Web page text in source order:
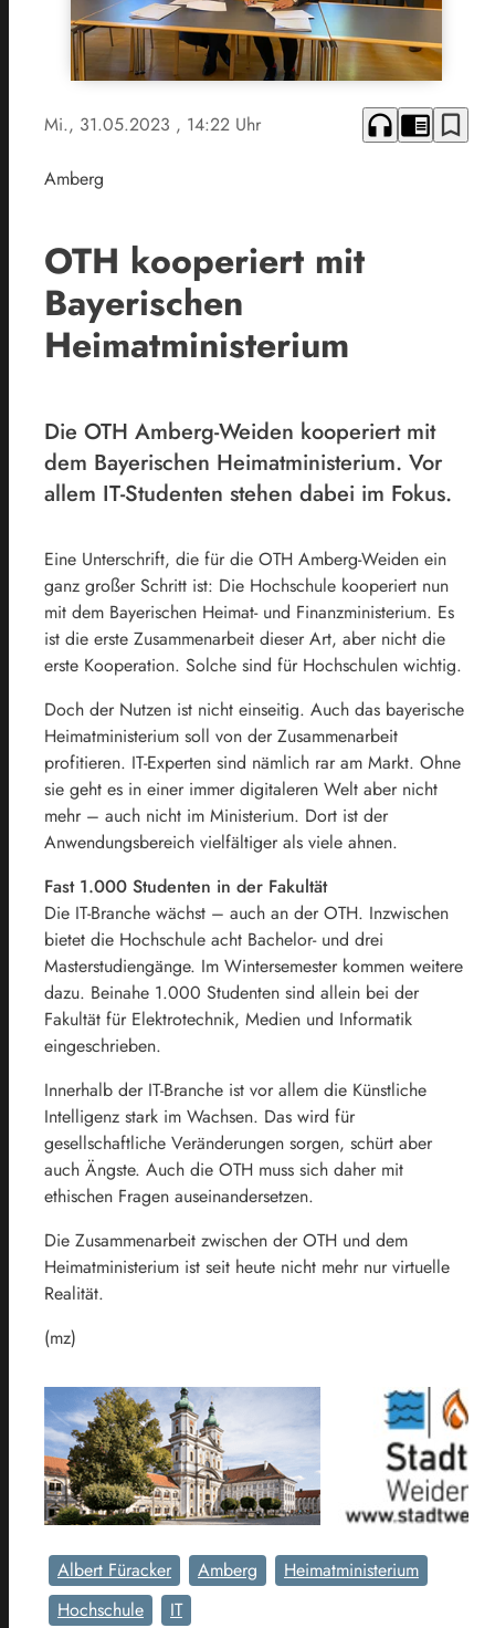
Mi., 31.05.2023 , 14:22 Uhr headphones chrome_reader_mode bookmark_border
Amberg
OTH kooperiert mit
Bayerischen
Heimatministerium
Die OTH Amberg-Weiden kooperiert mit
dem Bayerischen Heimatministerium. Vor
allem IT-Studenten stehen dabei im Fokus.
Eine Unterschrift, die für die OTH Amberg-Weiden ein
ganz großer Schritt ist: Die Hochschule kooperiert nun
mit dem Bayerischen Heimat- und Finanzministerium. Es
ist die erste Zusammenarbeit dieser Art, aber nicht die
erste Kooperation. Solche sind für Hochschulen wichtig.
Doch der Nutzen ist nicht einseitig. Auch das bayerische
Heimatministerium soll von der Zusammenarbeit
profitieren. IT-Experten sind nämlich rar am Markt. Ohne
sie geht es in einer immer digitaleren Welt aber nicht
mehr – auch nicht im Ministerium. Dort ist der
Anwendungsbereich vielfältiger als viele ahnen.
Fast 1.000 Studenten in der Fakultät
Die IT-Branche wächst – auch an der OTH. Inzwischen
bietet die Hochschule acht Bachelor- und drei
Masterstudiengänge. Im Wintersemester kommen weitere
dazu. Beinahe 1.000 Studenten sind allein bei der
Fakultät für Elektrotechnik, Medien und Informatik
eingeschrieben.
Innerhalb der IT-Branche ist vor allem die Künstliche
Intelligenz stark im Wachsen. Das wird für
gesellschaftliche Veränderungen sorgen, schürt aber
auch Ängste. Auch die OTH muss sich daher mit
ethischen Fragen auseinandersetzen.
Die Zusammenarbeit zwischen der OTH und dem
Heimatministerium ist seit heute nicht mehr nur virtuelle
Realität.
(mz)
Albert Füracker Amberg
Heimatministerium
Hochschule
IT